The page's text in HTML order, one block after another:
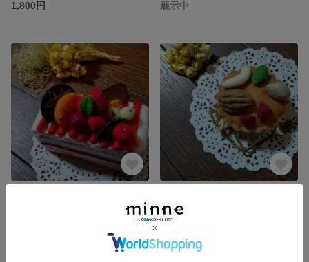
1,800円 展示中
展示中